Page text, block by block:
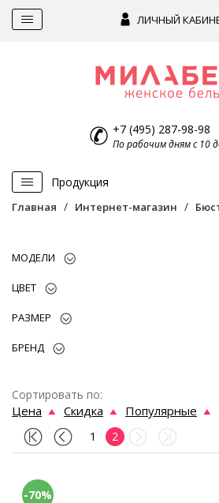
ЛИЧНЫЙ
+7 (495) 287-98-98
По рабочим дням с 10
Продукция
Главная Интернет-магазин
МОДЕЛИ
ЦВЕТ
РАЗМЕР
БРЕНД
Сортировать по:
Цена Скидка Популярные
1 2
-70%